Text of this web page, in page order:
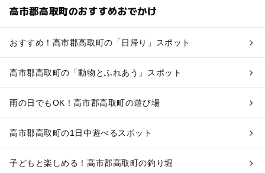
高市郡高取町のおすすめおでかけ
おすすめ！高市郡高取町の「日帰り」スポット
高市郡高取町の「動物とふれあう」スポット
雨の日でもOK！高市郡高取町の遊び場
高市郡高取町の1日中遊べるスポット
子どもと楽しめる！高市郡高取町の釣り堀